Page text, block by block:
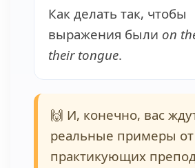
Как делать так, чтобы
выражения были on
their tongue.
🙌 И, конечно, вас
реальные примеры от
практикующих